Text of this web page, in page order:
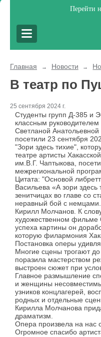
Перейти
Главная → Новости →
В театр по
25 сентября 2024 г.
Студенты групп Д-385 и
классным
Светланой
посетили 23 сентября
"Зори здесь тихие",
театре артисты
им.В.Г. Чаптыкова,
межрегиональной
Цитата: "Основой
Васильева «А зори здесь
зенитчицах во главе со
неравный бой с
Кирилл Молчанов. К
художественном фильме
успеха картины он
которую филармония
Постановка оперы
Многие сцены трогают
поразила мастерством
выстроен сюжет при
Главное размышление
и женщины
узников концлагерей,
родных и отдельные
Кирилла Молчанова
драматизм.
Опера произвела на
Огромное спасибо